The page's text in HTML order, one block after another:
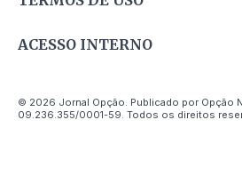
ACESSO INTERNO
© 2026 Jornal Opção. Publicado por Opção
09.236.355/0001-59. Todos os direitos